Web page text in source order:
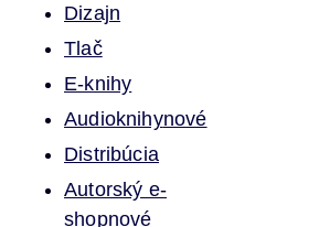
Dizajn
Tlač
E-knihy
Audioknihynové
Distribúcia
Autorský e-
shopnové